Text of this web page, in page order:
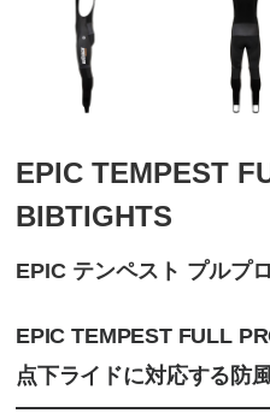
EPIC TEMPEST
BIBTIGHTS
EPIC テンペスト プルプ
EPIC TEMPEST FULL
点下ライドに対応する防